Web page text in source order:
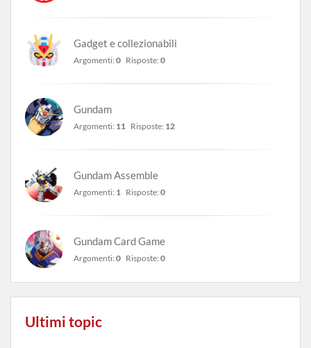
Gadget e collezionabili
Argomenti: 0 Risposte: 0
Gundam
Argomenti: 11 Risposte: 12
Gundam Assemble
Argomenti: 1 Risposte: 0
Gundam Card Game
Argomenti: 0 Risposte: 0
Ultimi topic